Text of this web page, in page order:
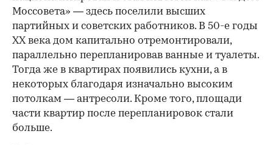
Моссовета» — здесь поселили высших
партийных и советских работников. В 50-е годы
ХХ века дом капитально отремонтировали,
параллельно перепланировав ванные и туалеты.
Тогда же в квартирах появились кухни, а в
некоторых благодаря изначально высоким
потолкам — антресоли. Кроме того, площади
части квартир после перепланировок стали
больше.